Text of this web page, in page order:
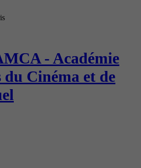
- Académie
du Cinéma et de